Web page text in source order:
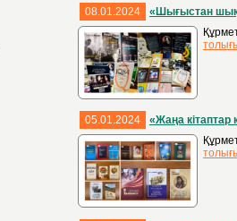
08.01.2024
«Шығыстан
05.01.2024
«Жаңа кітаптар